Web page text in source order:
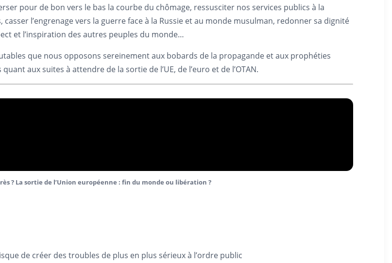
pour de bon vers le bas la courbe du chômage, ressusciter nos services publics à la
l’engrenage vers la guerre face à la Russie et au monde musulman, redonner sa dignité
et l’inspiration des autres peuples du monde…
que nous opposons sereinement aux bobards de la propagande et aux prophéties
aux suites à attendre de la sortie de l’UE, de l’euro et de l’OTAN.
? La sortie de l’Union européenne : fin du monde ou libération ?
de créer des troubles de plus en plus sérieux à l’ordre public